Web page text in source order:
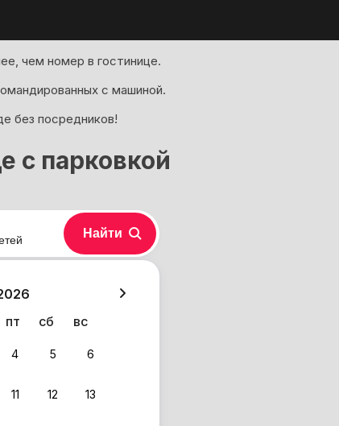
чем номер в гостинице.
с машиной.
без посредников!
с парковкой
пт сб вс
4 5 6
11 12 13
Найти